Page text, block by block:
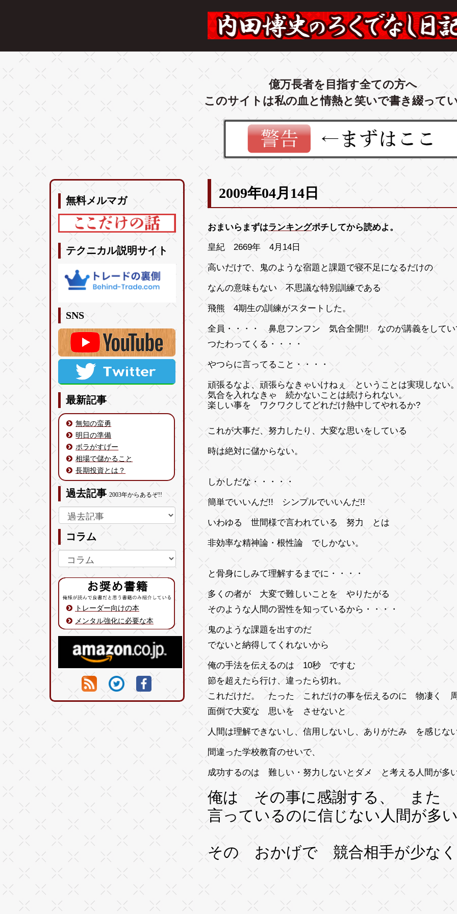
億万長者を目指す全ての方へ
このサイトは私の血と情熱と笑いで書き綴って
無料メルマガ
テクニカル説明サイト
SNS
最新記事
無知の蛮勇
明日の準備
ボラがすげー
相場で儲かること
長期投資とは？
過去記事2003年からあるぞ!!
コラム
トレーダー向けの本
メンタル強化に必要な本
2009年04月14日
おまいらまずはランキングポチしてから読めよ。
皇紀 2669年 4月14日
高いだけで、鬼のような宿題と課題で寝不足になるだけの
なんの意味もない 不思議な特別訓練である
飛熊 4期生の訓練がスタートした。
全員・・・・ 鼻息フンフン 気合全開!! なのが講義をしてい
つたわってくる・・・・
やつらに言ってること・・・・
頑張るなよ、頑張らなきゃいけねぇ ということは実現しない
気合を入れなきゃ 続かないことは続けられない。
楽しい事を ワクワクしてどれだけ熱中してやれるか?
これが大事だ、努力したり、大変な思いをしている
時は絶対に儲からない。
しかしだな・・・・・
簡単でいいんだ!! シンプルでいいんだ!!
いわゆる 世間様で言われている 努力 とは
非効率な精神論・根性論 でしかない。
と骨身にしみて理解するまでに・・・・
多くの者が 大変で難しいことを やりたがる
そのような人間の習性を知っているから・・・・
鬼のような課題を出すのだ
でないと納得してくれないから
俺の手法を伝えるのは 10秒 ですむ
節を超えたら行け、違ったら切れ。
これだけだ。 たった これだけの事を伝えるのに 物凄く
面倒で大変な 思いを させないと
人間は理解できないし、信用しないし、ありがたみ を感じな
間違った学校教育のせいで、
成功するのは 難しい・努力しないとダメ と考える人間が多
俺は その事に感謝する、 また
言っているのに信じない人間
その おかげで 競合相手が少なく